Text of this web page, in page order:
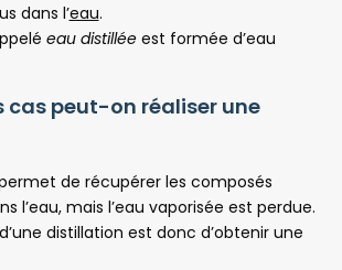
dans l’eau.
eau distilléeest formée d’eau
cas peut-on réaliser une
de récupérer les composés
l’eau, mais l’eau vaporisée est perdue.
distillation est donc d’obtenir une